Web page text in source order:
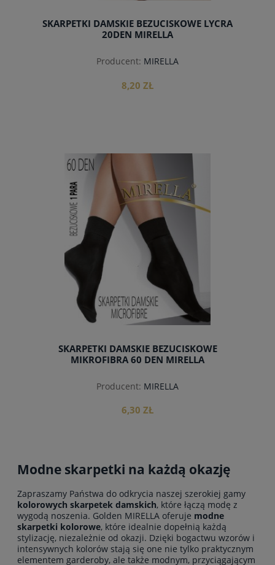
SKARPETKI DAMSKIE BEZUCISKOWE LYCRA
20DEN MIRELLA
Producent: MIRELLA
8,20 ZŁ
SKARPETKI DAMSKIE BEZUCISKOWE
MIKROFIBRA 60 DEN MIRELLA
Producent: MIRELLA
6,30 ZŁ
do koszyka
Modne skarpetki na każdą okazję
Zapraszamy Państwa do odkrycia naszej szerokiej gamy
kolorowych skarpetek damskich, które łączą modę z
wygodą noszenia. Golden MIRELLA oferuje modne
skarpetki kolorowe, które idealnie dopełnią każdą
stylizację, niezależnie od okazji. Dzięki bogactwu wzorów i
intensywnych kolorów stają się one nie tylko praktycznym
elementem garderoby, ale także modnym, przyciągającym